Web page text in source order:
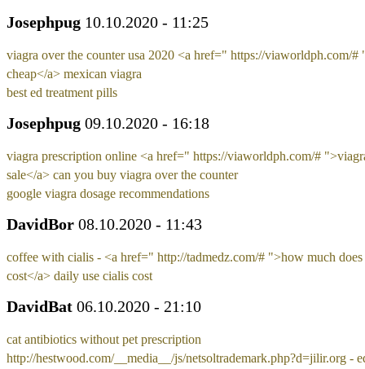
Josephpug 10.10.2020 - 11:25
viagra over the counter usa 2020 <a href=" https://viaworldph.com/#
cheap</a> mexican viagra
best ed treatment pills
Josephpug 09.10.2020 - 16:18
viagra prescription online <a href=" https://viaworldph.com/#
sale</a> can you buy viagra over the counter
google viagra dosage recommendations
DavidBor 08.10.2020 - 11:43
coffee with cialis - <a href=" http://tadmedz.com/# ">how much
cost</a> daily use cialis cost
DavidBat 06.10.2020 - 21:10
cat antibiotics without pet prescription
http://hestwood.com/__media__/js/netsoltrademark.php?d=jilir.org -